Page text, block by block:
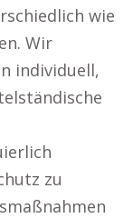
wie
Wir
individuell,
zu